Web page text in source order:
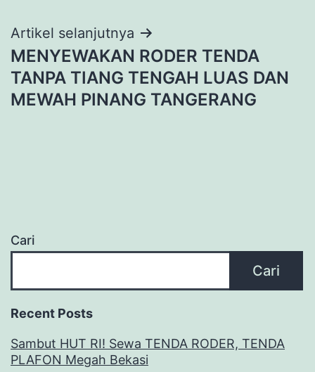
Artikel selanjutnya
MENYEWAKAN RODER TENDA
TANPA TIANG TENGAH LUAS DAN
MEWAH PINANG TANGERANG
Cari
Cari
Recent Posts
Sambut HUT RI! Sewa TENDA RODER, TENDA
PLAFON Megah Bekasi